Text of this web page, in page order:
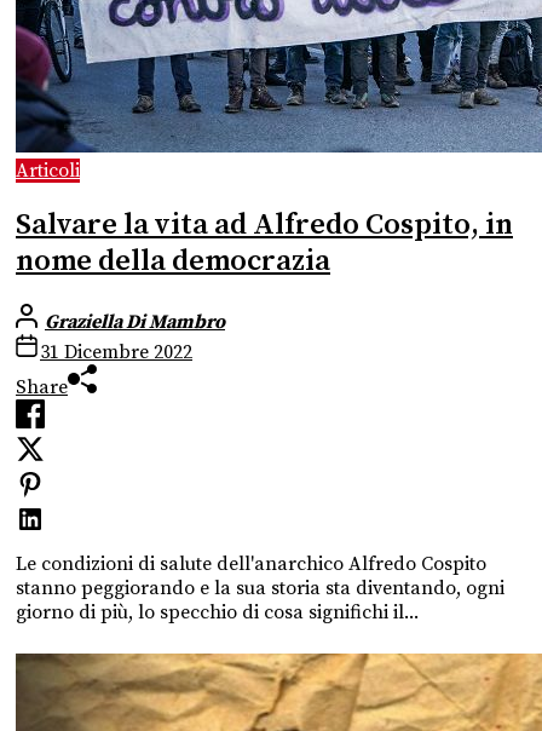
Articoli
Salvare la vita ad Alfredo Cospito, in
nome della democrazia
Graziella Di Mambro
31 Dicembre 2022
Share
Le condizioni di salute dell'anarchico Alfredo Cospito
stanno peggiorando e la sua storia sta diventando, ogni
giorno di più, lo specchio di cosa significhi il...